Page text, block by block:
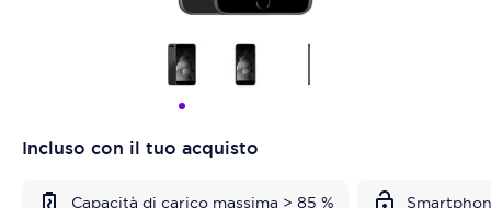
Incluso con il tuo acquisto
Capacità di carico massima > 85 %